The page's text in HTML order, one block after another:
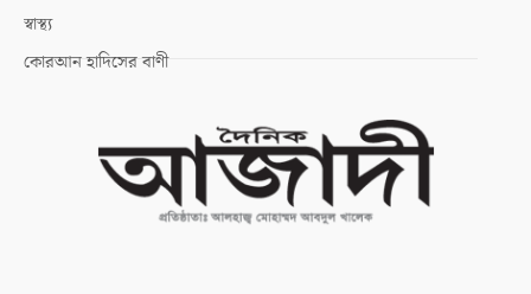
স্বাস্থ্য
কোরআন হাদিসের বাণী